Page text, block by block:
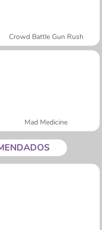
Crowd Battle Gun Rush
Mad Medicine